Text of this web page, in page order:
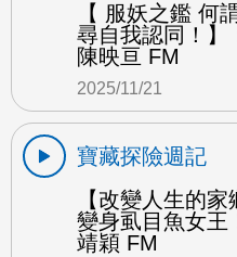
【 服妖之鑑 何
尋自我認同！】
陳映亘 FM
2025/11/21
寶藏探險週記
【改變人生的
變身虱目魚女王
靖穎 FM